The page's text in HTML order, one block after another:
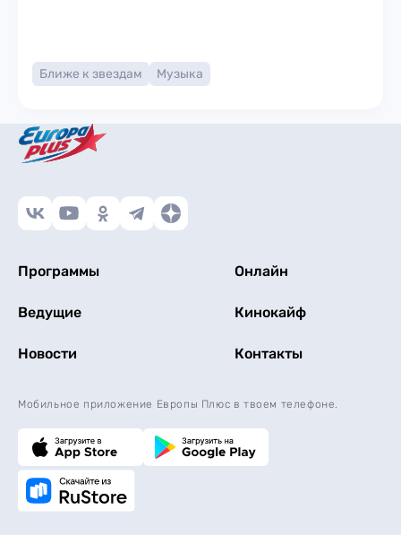
Ближе к звездам Музыка
Программы Онлайн
Ведущие Кинокайф
Новости Контакты
Мобильное приложение Европы Плюс в твоем телефоне.